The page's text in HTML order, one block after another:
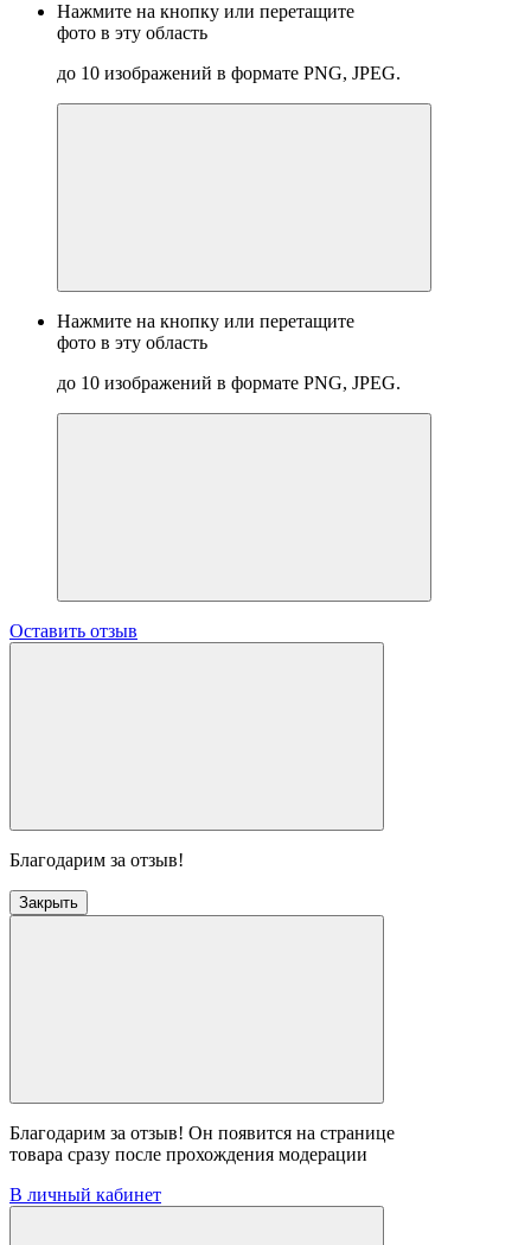
Нажмите на кнопку или перетащите
фото в эту область
до 10 изображений в формате PNG, JPEG.
Нажмите на кнопку или перетащите
фото в эту область
до 10 изображений в формате PNG, JPEG.
Оставить отзыв
Благодарим за отзыв!
Закрыть
Благодарим за отзыв! Он появится на странице
товара сразу после прохождения модерации
В личный кабинет